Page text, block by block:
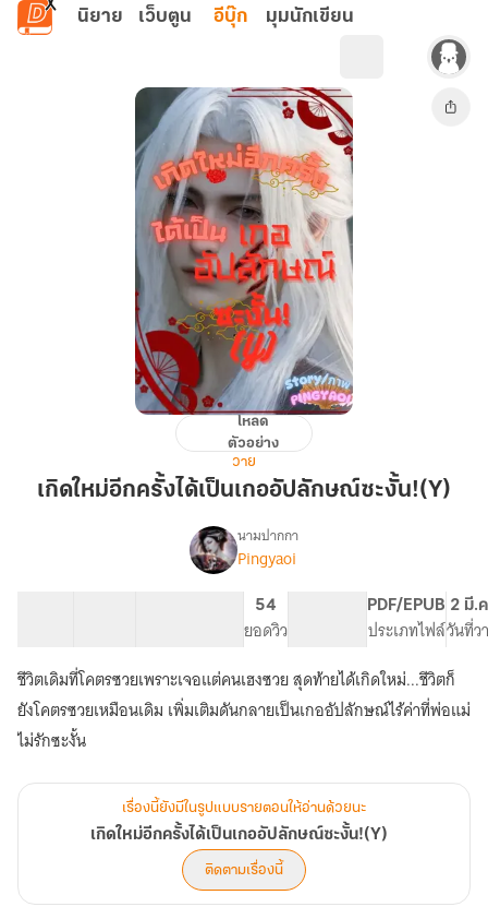
ข้ามไปยังเนื้อหาหลัก
นิยาย เว็บตูน อีบุ๊ก มุมนักเขียน
อีก
งั้น!
(Y)
โหลด
ตัวอย่าง
วาย
เกิดใหม่อีกครั้งได้เป็นเกออัปลักษณ์ซะงั้น!(Y)
เรื่อง
ใหม่
อีก
ครั้ง
เป็น
เก
งั้น!
(Y)
นามปากกา
Pingyaoi
54
ยอดวิว
PDF/EPUB
ประเภทไฟล์
2 มี.
วันที่ว
ชีวิตเดิมที่โคตรซวยเพราะเจอแต่คนเฮงซวย สุดท้ายได้เกิดใหม่...ชีวิตก็
ยังโคตรซวยเหมือนเดิม เพิ่มเติมดันกลายเป็นเกออัปลักษณ์ไร้ค่าที่พ่อแม่
ไม่รักซะงั้น
เรื่องนี้ยังมีในรูปแบบรายตอนให้อ่านด้วยนะ
เกิดใหม่อีกครั้งได้เป็นเกออัปลักษณ์ซะงั้น!(Y)
ติดตามเรื่องนี้